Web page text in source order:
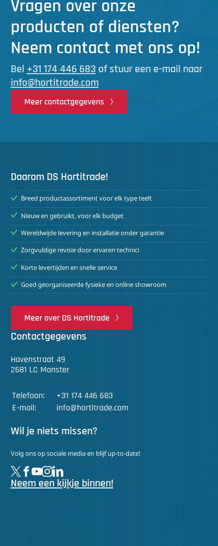
Vragen over onze
producten of diensten?
Neem contact met ons op!
Bel +31 174 446 683 of stuur een e-mail naar
info@hortitrade.com
Meer contactgegevens
Daarom DS Hortitrade!
Breed productassortiment voor elk type teelt
Nieuw en gebruikt, voor elk budget
Wereldwijde levering en installatie onder garantie
Zorgvuldige revisie door ervaren technici
Korte levertijden en snelle service
Goed georganiseerde fysieke en online showroom
Meer over DS Hortitrade
Contactgegevens
Havenstraat 49
2681 LC Monster
Telefoon:
+31 174 446 683
E-mail:
info@hortitrade.com
Wil je niets missen?
Volg ons op sociale media en blijf up-to-date!
Neem een kijkje binnen!